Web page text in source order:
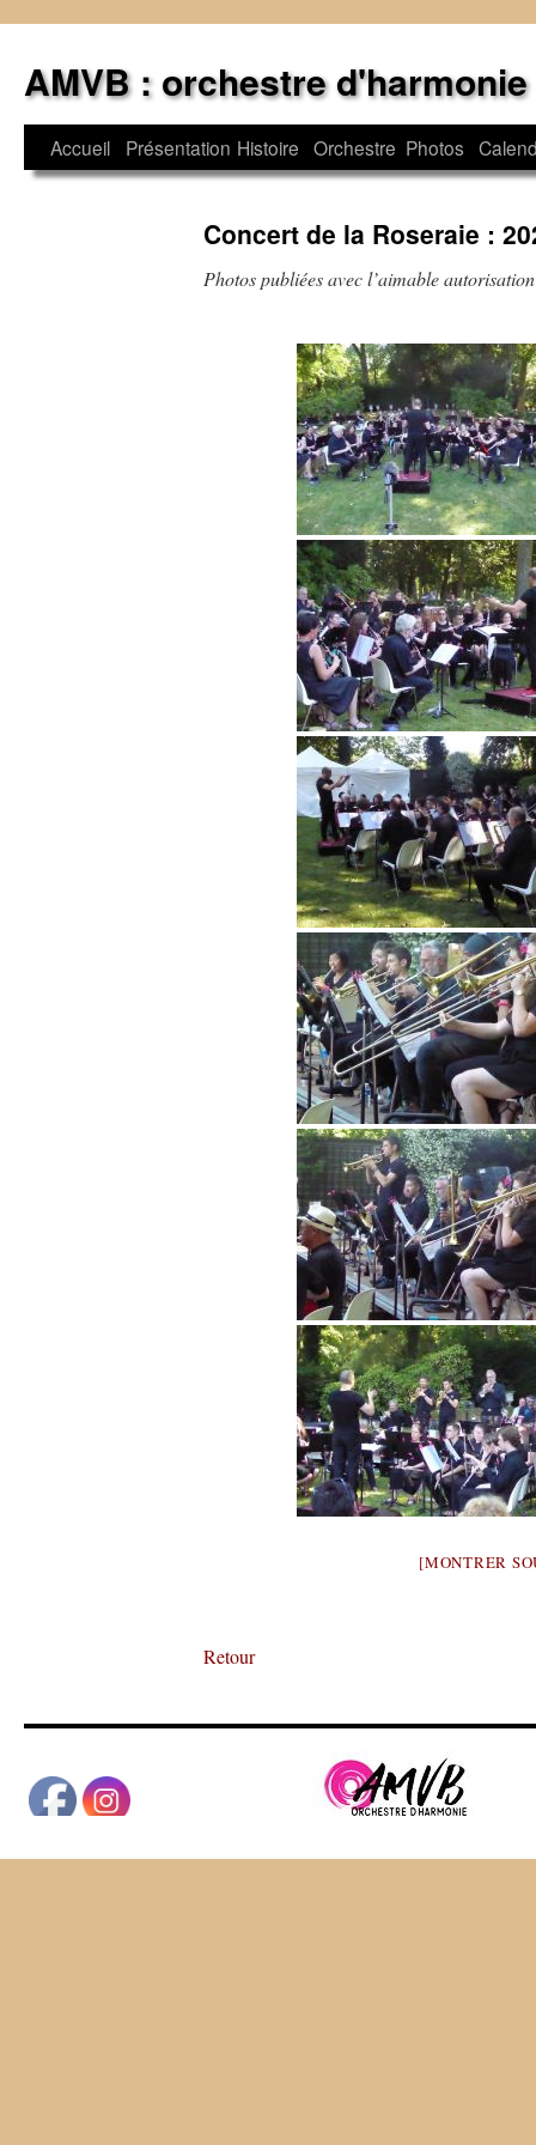
contenu
AMVB : orchestre d'harmonie
Accueil Présentation Histoire Orchestre Photos
Concert de la Roseraie :
Photos publiées avec l’aimable
[MONTRER
Retour